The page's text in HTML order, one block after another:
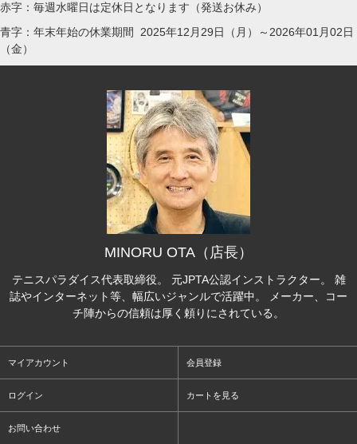
赤字：毎週水曜日は定休日となります（発送お休み）
青字：年末年始の休業期間 2025年12月29日（月）～2026年01月02日
（金）
MINORU OTA（店長）
テニスパラダイス代表取締役。 元JPTA公認インストラクター。 雑
誌やインターネット等、幅広いジャンルで活躍中。 メーカー、コー
チ陣からの信頼は厚く頼りにされている。
マイアカウント 会員登録
ログイン カートを見る
お問い合わせ